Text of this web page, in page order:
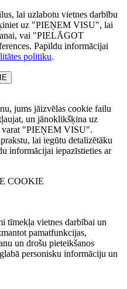
lai uzlabotu vietnes darbību
uz "PIEŅEM VISU", lai
vai "PIELĀGOT
Papildu informācijai
politiku.
jums jāizvēlas cookie failu
un jānoklikšķina uz
"PIEŅEM VISU".
lai iegūtu detalizētāku
informācijai iepazīstieties ar
COOKIE
tīmekļa vietnes darbībai un
pamatfunkcijas,
un drošu pieteikšanos
personisku informāciju un